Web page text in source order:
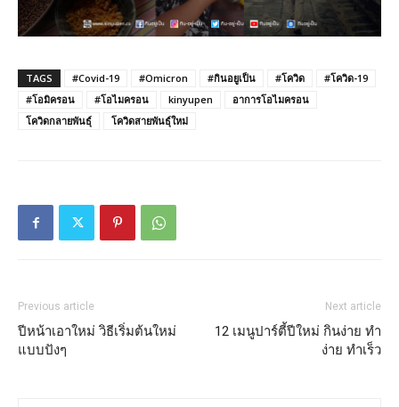
TAGS #Covid-19 #Omicron #กินอยูเป็น #โควิด
#โควิด-19
#โอมิครอน
#โอไมครอน kinyupen
อาการโอไมครอน
โควิดกลายพันธุ์
โควิดสายพันธุ์ใหม่
Previous article
ปีหน้าเอาใหม่ วิธีเริ่มต้นใหม่
แบบปังๆ
Next article
12 เมนูปาร์ตี้ปีใหม่ กินง่าย ทำ
ง่าย ทำเร็ว